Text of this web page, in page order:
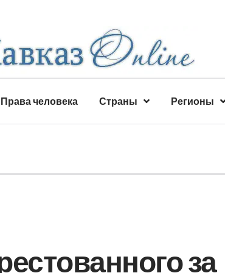
Права человека Страны Регионы
за